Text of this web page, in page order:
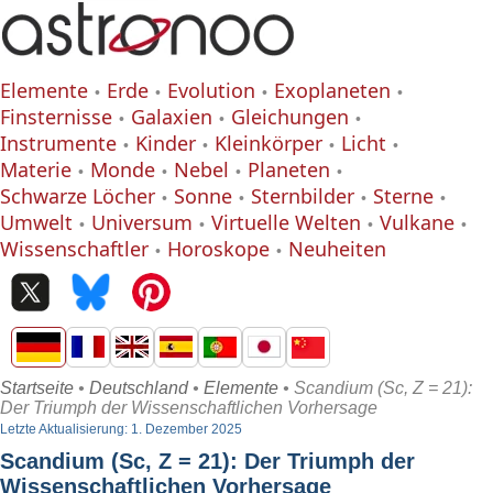
Elemente Erde Evolution
Exoplaneten
Finsternisse
Galaxien
Gleichungen
Instrumente
Kinder Kleinkörper
Licht
Materie
Monde Nebel
Planeten
Schwarze Löcher
Sonne Sternbilder
Sterne
Umwelt
Universum Virtuelle Welten
Vulkane
Wissenschaftler
Horoskope Neuheiten
Startseite • Deutschland• Elemente • Scandium (Sc, Z = 21):
Der Triumph der Wissenschaftlichen Vorhersage
Letzte Aktualisierung: 1. Dezember 2025
Scandium (Sc, Z = 21): Der Triumph der
Wissenschaftlichen Vorhersage